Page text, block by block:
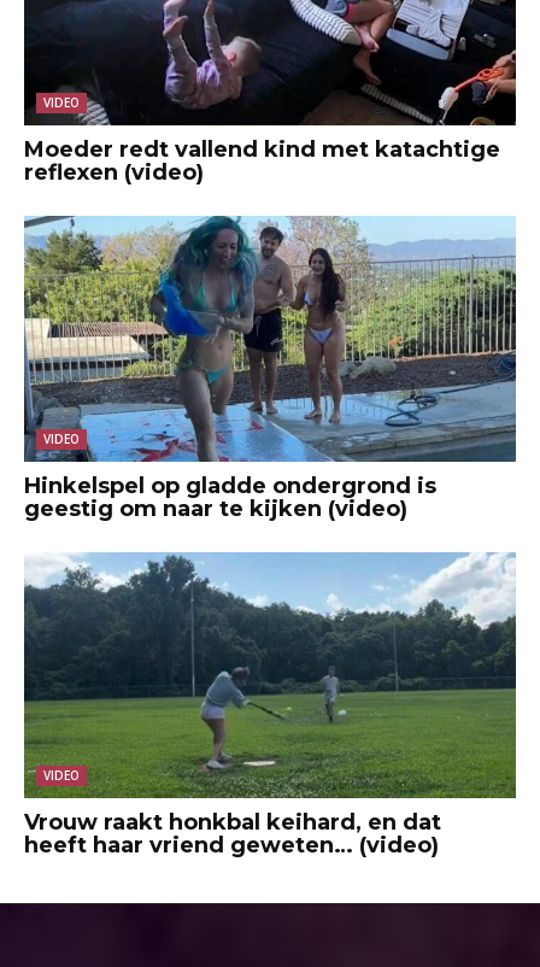
VIDEO
Moeder redt vallend kind met katachtige
reflexen (video)
VIDEO
Hinkelspel op gladde ondergrond is
geestig om naar te kijken (video)
VIDEO
Vrouw raakt honkbal keihard, en dat
heeft haar vriend geweten… (video)